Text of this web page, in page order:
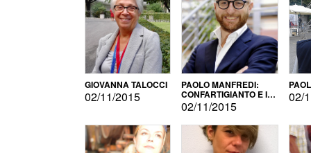
GIOVANNA TALOCCI
02/11/2015
PAOLO MANFREDI:
CONFARTIGIANTO E IL
SONDAGGIO
02/11/2015
02/